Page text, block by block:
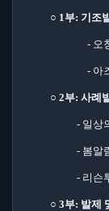
○ 1 부: 기조
- 오
- 아
○ 2부: 사례
- 일상
- 봄알
- 리슨
○ 3부: 발제